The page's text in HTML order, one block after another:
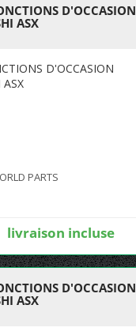
D'OCCASION
ASX
D'OCCASION
PARTS
livraison incluse
D'OCCASION
ASX